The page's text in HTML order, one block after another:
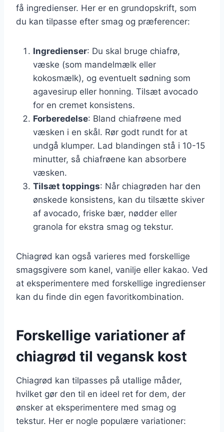
få ingredienser. Her er en grundopskrift, som
du kan tilpasse efter smag og præferencer:
Ingredienser: Du skal bruge chiafrø,
væske (som mandelmælk eller
kokosmælk), og eventuelt sødning som
agavesirup eller honning. Tilsæt avocado
for en cremet konsistens.
Forberedelse: Bland chiafrøene med
væsken i en skål. Rør godt rundt for at
undgå klumper. Lad blandingen stå i 10-15
minutter, så chiafrøene kan absorbere
væsken.
Tilsæt toppings: Når chiagrøden har den
ønskede konsistens, kan du tilsætte skiver
af avocado, friske bær, nødder eller
granola for ekstra smag og tekstur.
Chiagrød kan også varieres med forskellige
smagsgivere som kanel, vanilje eller kakao. Ved
at eksperimentere med forskellige ingredienser
kan du finde din egen favoritkombination.
Forskellige variationer af
chiagrød til vegansk kost
Chiagrød kan tilpasses på utallige måder,
hvilket gør den til en ideel ret for dem, der
ønsker at eksperimentere med smag og
tekstur. Her er nogle populære variationer: